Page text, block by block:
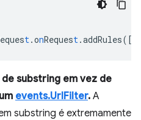
t.onRequest.addRules( [
substring em vez de
events.UrlFilter. A
substring é extremamente